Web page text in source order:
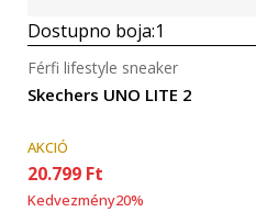
Dostupno boja:1
Skechers UNO LITE 2
Férfi lifestyle sneaker
AKCIÓ
20.799 Ft
Kedvezmény20%